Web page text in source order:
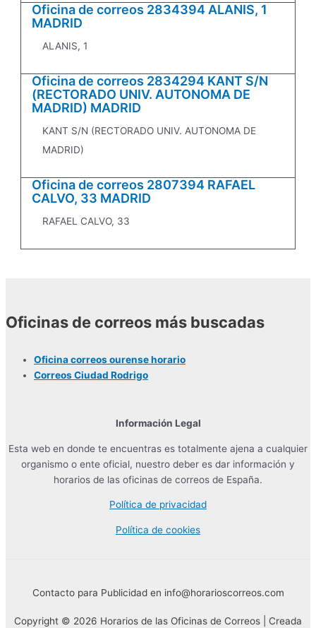
Oficina de correos 2834394 ALANIS, 1
MADRID
ALANIS, 1
Oficina de correos 2834294 KANT S/N
(RECTORADO UNIV. AUTONOMA DE
MADRID) MADRID
KANT S/N (RECTORADO UNIV. AUTONOMA DE
MADRID)
Oficina de correos 2807394 RAFAEL
CALVO, 33 MADRID
RAFAEL CALVO, 33
Oficinas de correos más buscadas
Oficina correos ourense horario
Correos Ciudad Rodrigo
Información Legal
Esta web en donde te encuentras es totalmente ajena a cualquier
organismo o ente oficial, nuestro deber es dar información y
horarios de las oficinas de correos de España.
Política de privacidad
Política de cookies
Contacto para Publicidad en info@horarioscorreos.com
Copyright © 2026 Horarios de las Oficinas de Correos | Creada